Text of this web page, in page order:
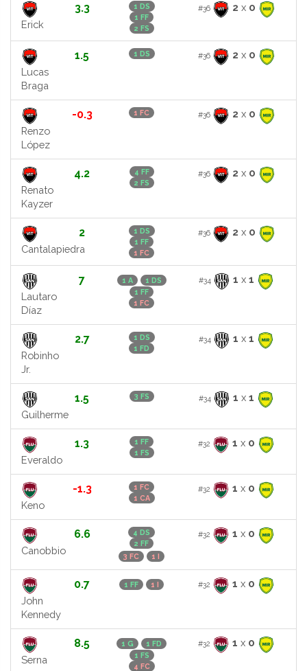
Erick
3.3
1 DS
1 FF
2 FS
#36 2 x 0
Lucas
Braga
1.5 1 DS #36 2 x 0
Renzo
López
-0.3 1 FC #36 2 x 0
Renato
Kayzer
4.2
4 FF
2 FS
#36 2 x 0
Cantalapiedra
2
1 DS
1 FF
1 FC
#36 2 x 0
Lautaro
Díaz
7 1 A
1 DS
1 FF
1 FC
#34 1 x 1
Robinho
Jr.
2.7
1 DS
1 FD
#34 1 x 1
Guilherme
1.5 3 FS #34 1 x 1
Everaldo
1.3
1 FF
1 FS
#32 1 x 0
Keno
-1.3
1 FC
1 CA
#32 1 x 0
Canobbio
6.6
4 DS
2 FF
3 FC
1 I
#32 1 x 0
John
Kennedy
0.7 1 FF 1 I #32 1 x 0
Serna
8.5 1 G
1 FD
1 FS
4 FC
#32 1 x 0